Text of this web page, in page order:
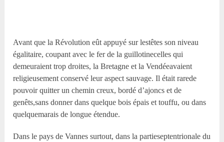
Avant que la Révolution eût appuyé sur lestêtes son niveau
égalitaire, coupant avec le fer de la guillotinecelles qui
demeuraient trop droites, la Bretagne et la Vendéeavaient
religieusement conservé leur aspect sauvage. Il était rarede
pouvoir quitter un chemin creux, bordé d’ajoncs et de
genêts,sans donner dans quelque bois épais et touffu, ou dans
quelquemarais de longue étendue.
Dans le pays de Vannes surtout, dans la partieseptentrionale du